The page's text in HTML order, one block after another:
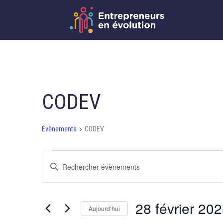
CODEV
Évènements CODEV
FÉVRIER
RECHERCHE
DE
Saisir
Rechercher
Aujourd’hui 28 février